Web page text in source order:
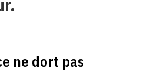
ne dort pas